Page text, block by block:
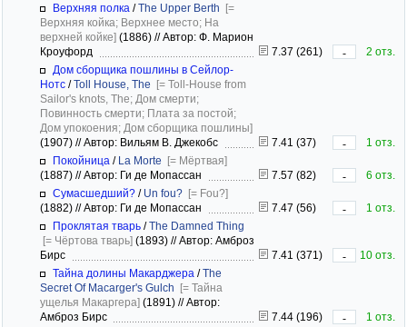
Верхняя полка /The Upper Berth [=
Верхняя койка; Верхнее место; На
верхней койке] (1886) //Автор: Ф. Марион
Кроуфорд
7.37 (261) -
2 отз.
Дом сборщика пошлины в Сейлор-
Нотс /Toll House, The [= Toll-House from
Sailor's knots, The; Дом смерти;
Повинность смерти; Плата за постой;
Дом упокоения; Дом сборщика пошлины]
(1907) //Автор: Вильям В. Джекобс 7.41 (37) -
1 отз.
Покойница / La Morte [= Мёртвая]
(1887) //Автор: Ги де Мопассан 7.57 (82) -
6 отз.
Сумасшедший? / Un fou? [= Fou?]
(1882) //Автор: Ги де Мопассан 7.47 (56) -
1 отз.
Проклятая тварь /The Damned Thing
[= Чёртова тварь] (1893) //Автор: Амброз
Бирс
7.41 (371) -
10 отз.
Тайна долины Макарджера /The
Secret Of Macarger's Gulch [= Тайна
ущелья Макаргера] (1891) //Автор:
Амброз Бирс
7.44 (196) -
1 отз.